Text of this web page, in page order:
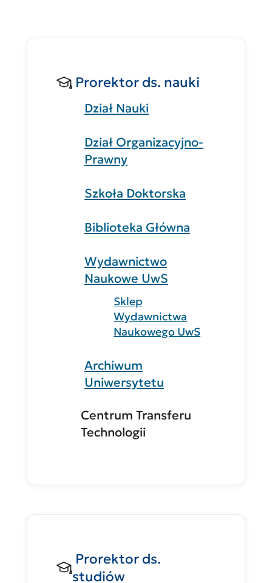
Prorektor ds. nauki
Dział Nauki
Dział Organizacyjno-
Prawny
Szkoła Doktorska
Biblioteka Główna
Wydawnictwo
Naukowe UwS
Sklep
Wydawnictwa
Naukowego UwS
Archiwum
Uniwersytetu
Centrum Transferu
Technologii
Prorektor ds.
studiów